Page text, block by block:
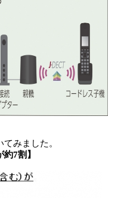
みました。
7割】